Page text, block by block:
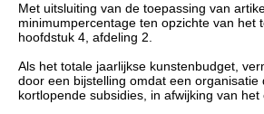
Met uitsluiting van de toepassing van
minimumpercentage ten opzichte van
hoofdstuk 4, afdeling 2.
Als het totale jaarlijkse kunstenbudget,
door een bijstelling omdat een
kortlopende subsidies, in afwijking van